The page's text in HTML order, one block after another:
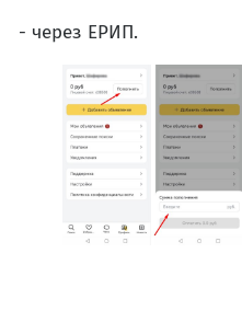
- через ЕРИП.